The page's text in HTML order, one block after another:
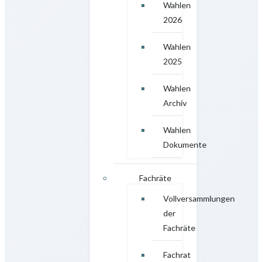
Wahlen
2026
Wahlen
2025
Wahlen
Archiv
Wahlen
Dokumente
Fachräte
Vollversammlungen
der
Fachräte
Fachrat